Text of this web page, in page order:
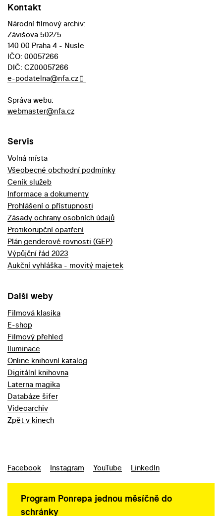
Kontakt
Národní filmový archiv:
Závišova 502/5
140 00 Praha 4 - Nusle
IČO: 00057266
DIČ: CZ00057266
e-podatelna@nfa.cz
Správa webu:
webmaster@nfa.cz
Servis
Volná místa
Všeobecné obchodní podmínky
Ceník služeb
Informace a dokumenty
Prohlášení o přístupnosti
Zásady ochrany osobních údajů
Protikorupční opatření
Plán genderové rovnosti (GEP)
Výpůjční řád 2023
Aukční vyhláška - movitý majetek
Další weby
Filmová klasika
E-shop
Filmový přehled
Iluminace
Online knihovní katalog
Digitální knihovna
Laterna magika
Databáze šifer
Videoarchiv
Zpět v kinech
Facebook Instagram YouTube LinkedIn
Program Ponrepa jednou měsíčně do
schránky